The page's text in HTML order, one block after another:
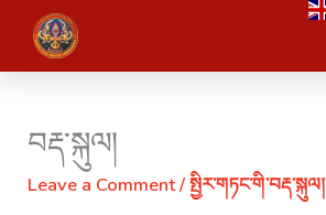
content
བརྡ་སྐུལ།
Leave a Comment/སྤྱིར་གཏང་གི་བརྡ་སྐུལ།